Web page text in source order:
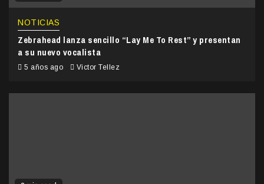
NOTICIAS
Zebrahead lanza sencillo “Lay Me To Rest” y presentan
a su nuevo vocalista
5 años ago Victor Tellez